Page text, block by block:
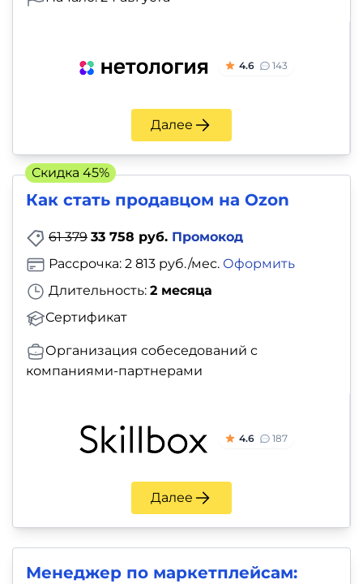
4.6 143
Далее
Как стать продавцом на Ozon
61 379 33 758 руб. Промокод
Длительность: 2 месяца
Сертификат
Рассрочка: 2 813 руб./мес. Оформить
Организация собеседований с
компаниями-партнерами
4.6 187
Далее
Скидка 45%
Менеджер по маркетплейсам: